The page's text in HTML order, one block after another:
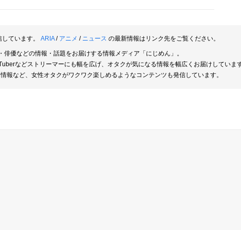
ています。 ARIA/ アニメ / ニュース の最新情報はリンク先をご覧ください。
優などの情報・話題をお届けする情報メディア「にじめん」。
などストリーマーにも幅を広げ、オタクが気になる情報を幅広くお届けしていま
など、女性オタクがワクワク楽しめるようなコンテンツも発信しています。